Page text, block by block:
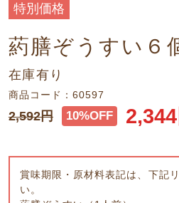
特別価格
葯膳ぞうすい６
在庫有り
商品コード：60597
2,592円 10%OFF 2,344
賞味期限・原材料表記は、下記
い。